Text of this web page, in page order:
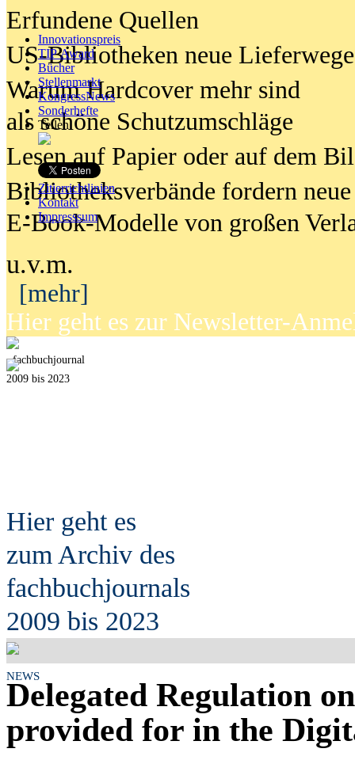
Innovationspreis
TIP Award
Bücher
Stellenmarkt
KongressNews
Sonderhefte
Teilen
Zitierrichtlinien
Kontakt
Impresssum
Erfundene Quellen
US-Bibliotheken neue Lieferwege
Warum Hardcover mehr sind
als schöne Schutzumschläge
Lesen auf Papier oder auf dem
Bibliotheksverbände fordern neue
E-Book-Modelle von großen
u.v.m.
[mehr]
Hier geht es zur Newsletter-
fachbuchjournal
2009 bis 2023
Hier geht es
zum Archiv des
fachbuchjournals
2009 bis 2023
NEWS
Delegated Regulation
provided for in the